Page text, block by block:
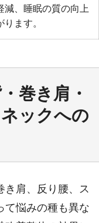
減、睡眠の質の向上
ります。
巻き肩・
ックへの
き肩、反り腰、ス
て悩みの種も異な